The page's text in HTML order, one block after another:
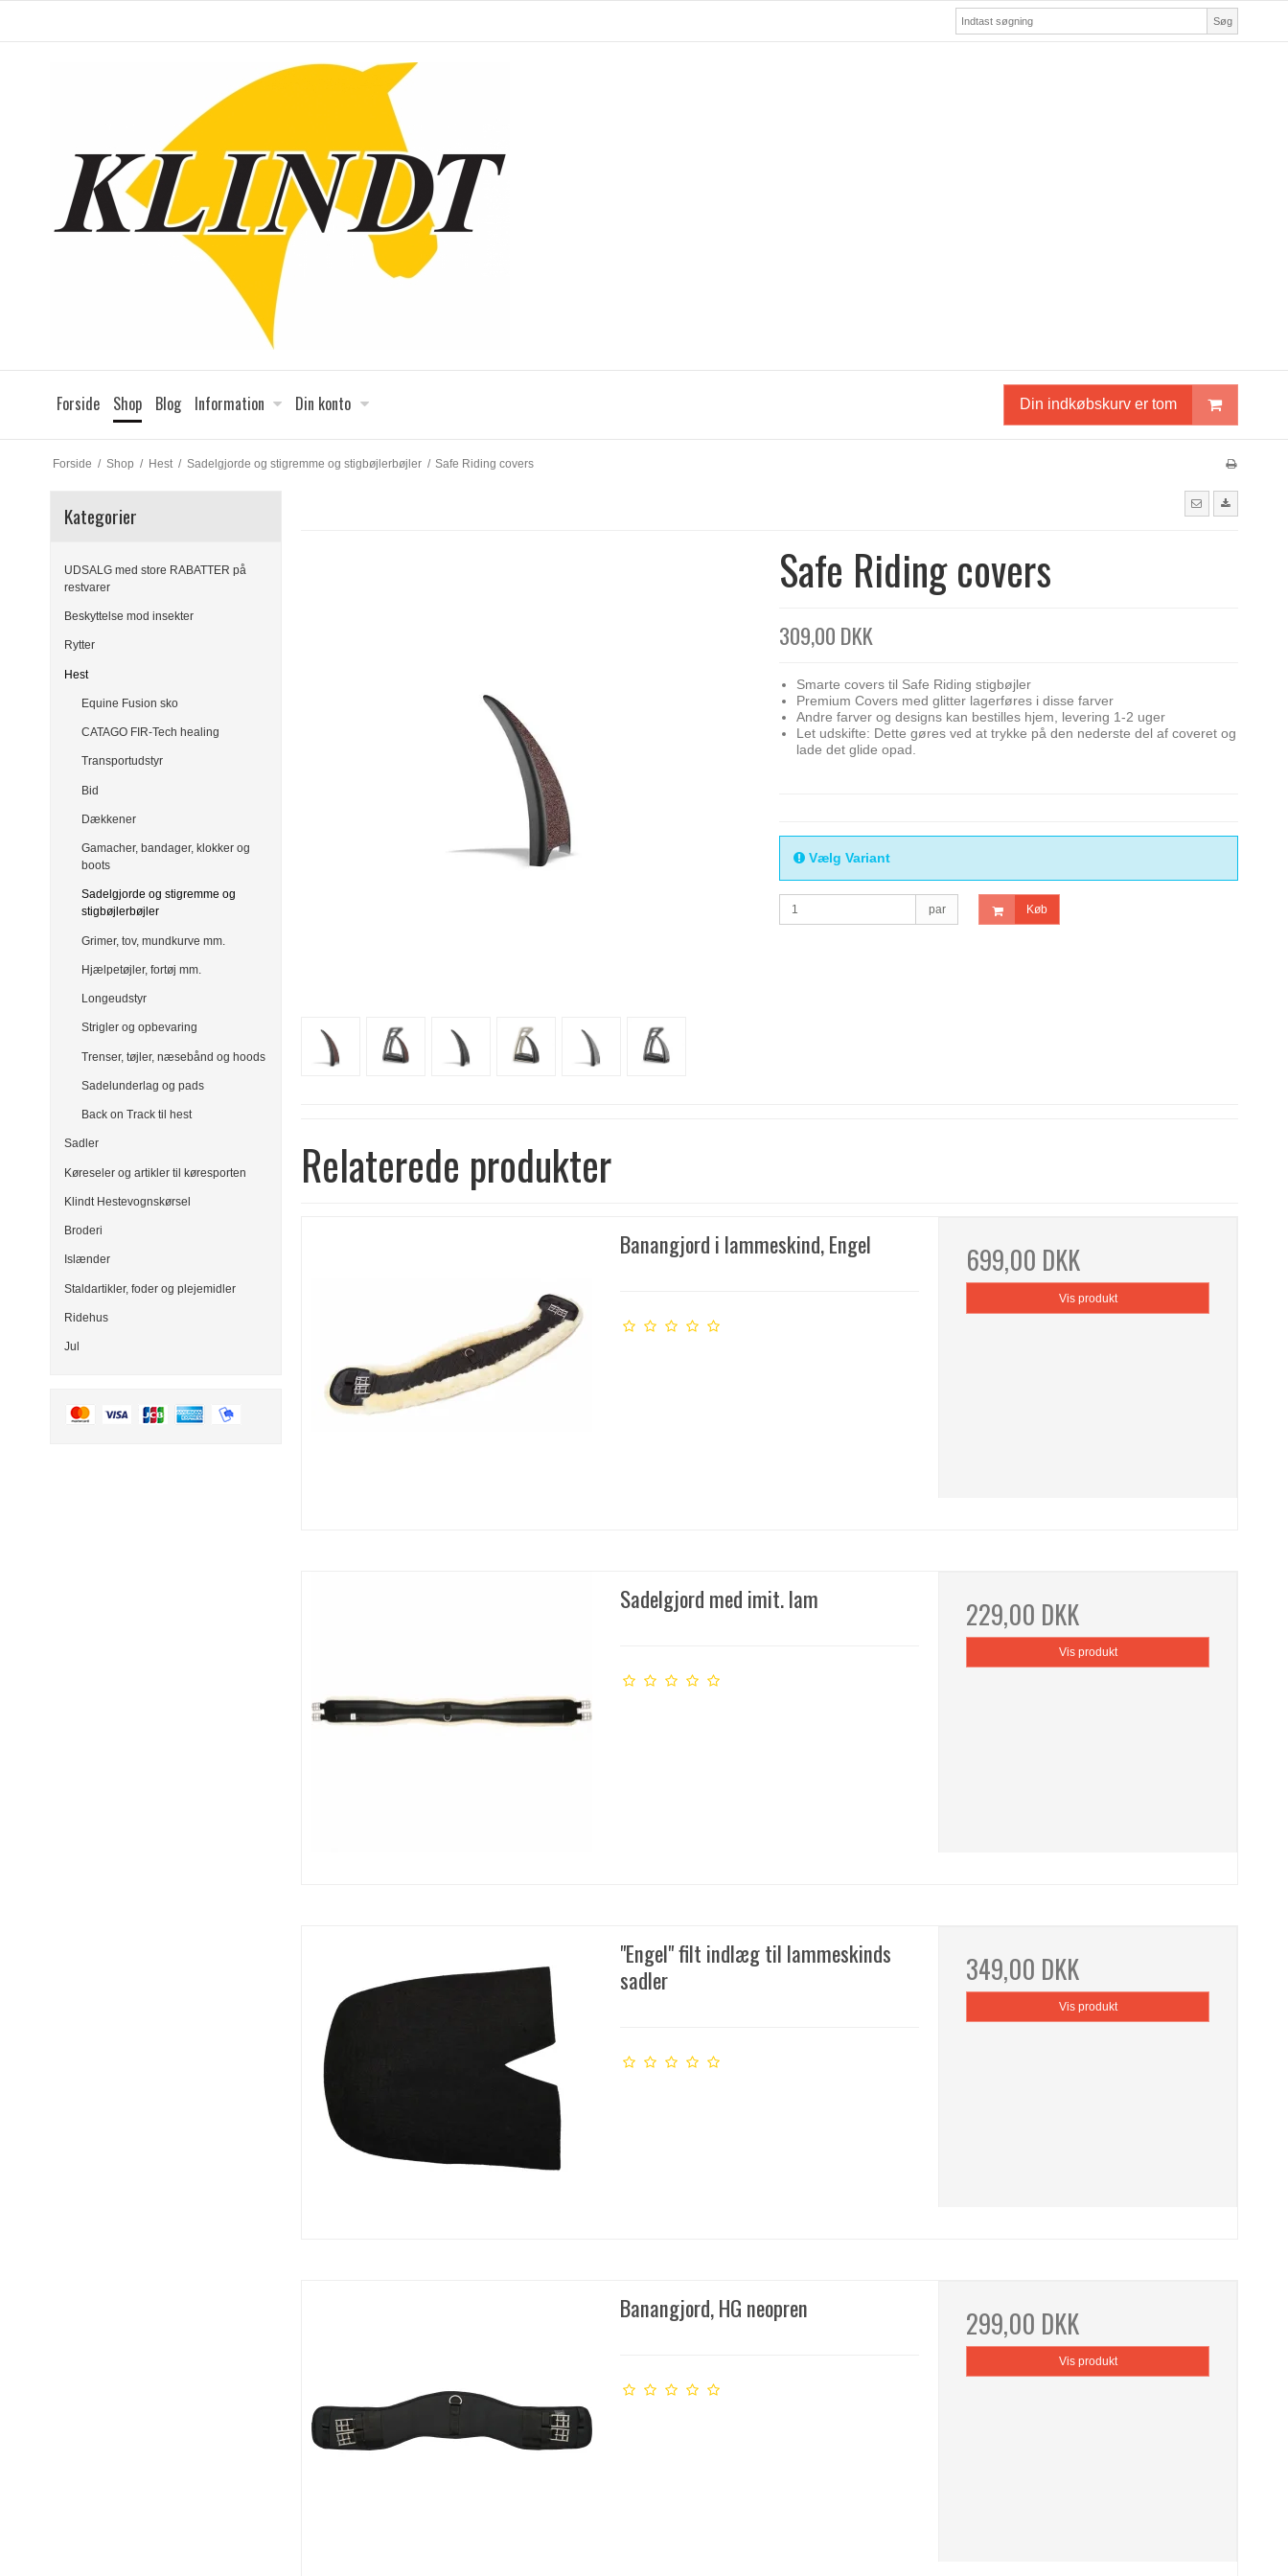
Søg
Forside Shop Blog Information Din konto Din indkøbskurv er tom
Forside / Shop / Hest / Sadelgjorde og stigremme og stigbøjlerbøjler / Safe Riding covers
Kategorier
UDSALG med store RABATTER på
restvarer
Beskyttelse mod insekter
Rytter
Hest
Equine Fusion sko
CATAGO FIR-Tech healing
Transportudstyr
Bid
Dækkener
Gamacher, bandager, klokker og
boots
Sadelgjorde og stigremme og
stigbøjlerbøjler
Grimer, tov, mundkurve mm.
Hjælpetøjler, fortøj mm.
Longeudstyr
Strigler og opbevaring
Trenser, tøjler, næsebånd og hoods
Sadelunderlag og pads
Back on Track til hest
Sadler
Køreseler og artikler til køresporten
Klindt Hestevognskørsel
Broderi
Islænder
Staldartikler, foder og plejemidler
Ridehus
Jul
Safe Riding covers
309,00 DKK
Smarte covers til Safe Riding stigbøjler
Premium Covers med glitter lagerføres i disse farver
Andre farver og designs kan bestilles hjem, levering 1-2 uger
Let udskifte: Dette gøres ved at trykke på den nederste del af coveret og
lade det glide opad.
Vælg Variant
par Køb
Relaterede produkter
Banangjord i lammeskind, Engel 699,00 DKK
Vis produkt
Sadelgjord med imit. lam 229,00 DKK
Vis produkt
"Engel" filt indlæg til lammeskinds
sadler
349,00 DKK
Vis produkt
Banangjord, HG neopren 299,00 DKK
Vis produkt